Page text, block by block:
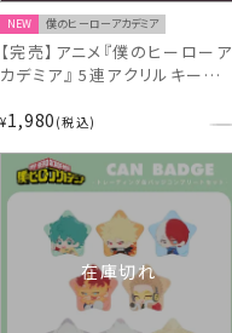
NEW 僕のヒーローアカデミア
【完売】アニメ『僕のヒーローア
カデミア』 5連アクリルキーホル
ミコ ＞ MH56946 ヒロアカ
¥1,980 税込
在庫切れ